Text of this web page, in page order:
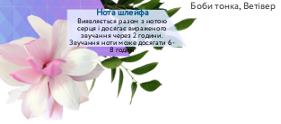
Нота шлейфа
Виявляється разом з нотою
серця і досягає вираженого
звучання через 2 години.
Звучання ноти може досягати 6-
8 годин
Боби тонка, Ветівер